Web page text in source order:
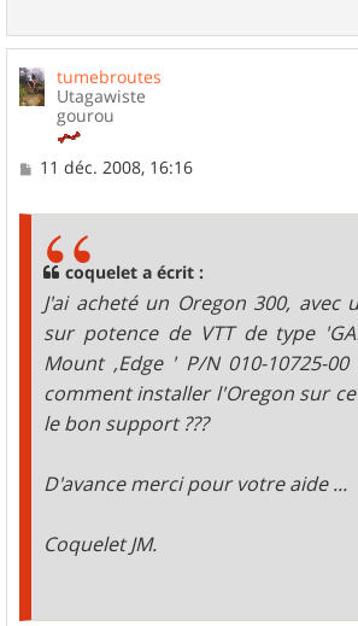
tumebroutes
Utagawiste
gourou
M11 déc. 2008, 16:16
coquelet a écrit :
J'ai acheté un Oregon 300, avec
sur potence de VTT de type
Mount ,Edge ' P/N 010-10725-
comment installer l'Oregon sur
le bon support ???
D'avance merci pour votre aide ...
Coquelet JM.